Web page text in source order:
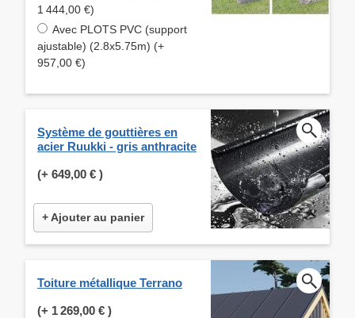
1 444,00 €)
Avec PLOTS PVC (support
ajustable) (2.8x5.75m) (+
957,00 €)
Système de gouttières en
acier Ruukki - gris anthracite
(+ 649,00 € )
+ Ajouter au panier
Toiture métallique Terrano
(+ 1 269,00 € )